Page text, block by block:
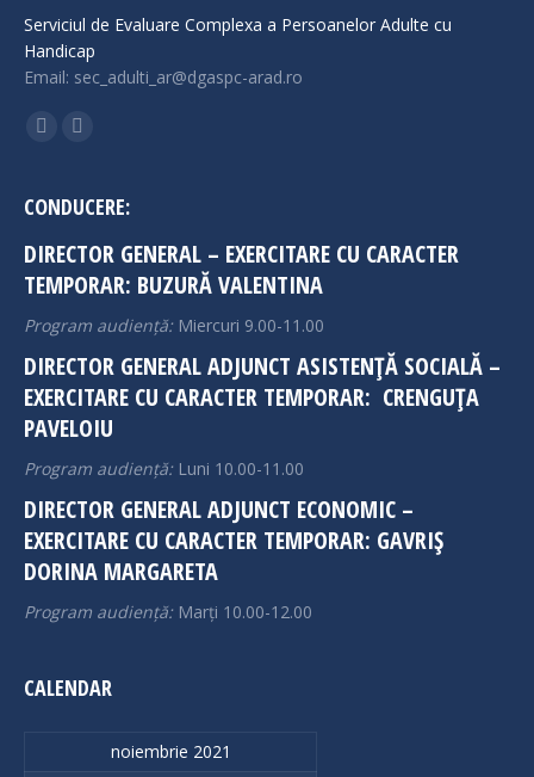
Serviciul de Evaluare Complexa a Persoanelor Adulte cu
Handicap
Email: sec_adulti_ar@dgaspc-arad.ro
Find us on:
opens
new
window
opens
new
window
CONDUCERE:
DIRECTOR GENERAL – EXERCITARE CU CARACTER
TEMPORAR: BUZURĂ VALENTINA
Program audiență: Miercuri 9.00-11.00
DIRECTOR GENERAL ADJUNCT ASISTENȚĂ SOCIALĂ –
EXERCITARE CU CARACTER TEMPORAR: CRENGUȚA
PAVELOIU
Program audiență: Luni 10.00-11.00
DIRECTOR GENERAL ADJUNCT ECONOMIC –
EXERCITARE CU CARACTER TEMPORAR: GAVRIȘ
DORINA MARGARETA
Program audiență: Marți 10.00-12.00
CALENDAR
noiembrie 2021